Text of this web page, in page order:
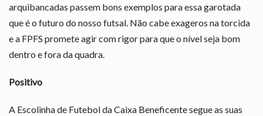
arquibancadas passem bons exemplos para essa garotada
que é o futuro do nosso futsal. Não cabe exageros na torcida
e a FPFS promete agir com rigor para que o nível seja bom
dentro e fora da quadra.
Positivo
A Escolinha de Futebol da Caixa Beneficente segue as suas